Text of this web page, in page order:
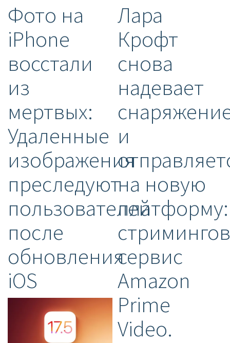
Фото на
iPhone
восстали
из
мертвых:
Удаленные
изображения
преследуют
пользователей
после
обновления
iOS
Лара
Крофт
снова
надевает
и
на новую
платформу:
сервис
Amazon
Prime
Video.